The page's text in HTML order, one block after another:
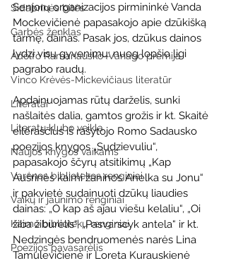
Sidabrinės bitės
Garbės ženklas
Adolfo Ramanausko–Vanago premija
Vinco Krėvės-Mickevičiaus literatūr
Literatai
Literatų klubo veikla
Naujos knygos vaikams
Varėnos bibliotekos renginiai
Vaikų ir jaunimo renginiai
Kaimo bibliotekų renginiai
Poezijos pavasarėlis
Senjorų organizacijos pirmininkė Vanda
Mockevičienė papasakojo apie dzūkišką
tarmę, dainas. Pasak jos, dzūkus dainos
lydzi visų gyvenimų: nuog lopšio ligi
pagrabo raudų.
Apdainuojamas rūtų darželis, sunki
našlaitės dalia, gamtos grožis ir kt. Skaitė
eilėraščius iš rašytojo Romo Sadausko
poezijos knygos „Sudzievuliu“,
papasakojo ščyrų atsitikimų „Kap
Aušrinės kaimi žaninos Anelka su Jonu“
ir pakvietė sudainuoti dzūkų liaudies
dainas: „O kap aš ajau viešu kelaliu“, „Oi
žiba žiburėlis“, „Pasvarscyk antela“ ir kt.
Nedzingės bendruomenės narės Lina
Tamulevičienė ir Loreta Kurauskienė